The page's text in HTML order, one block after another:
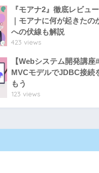
『モアナ2』徹底レビュ
｜モアナに何が起きたの
への伏線も解説
423 views
【Webシステム開発講座
MVCモデルでJDBC接続
もう
123 views